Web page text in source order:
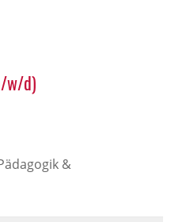
w/d)
&